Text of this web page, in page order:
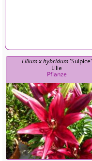
Lilium x hybridum'Sulpice'
Lilie
Pflanze